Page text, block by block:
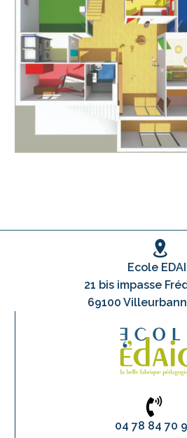
Ecole
21 bis impasse
69100
04 78 84 70